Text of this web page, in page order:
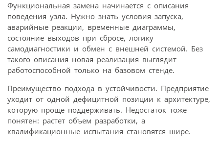
Функциональная замена начинается с описания
поведения узла. Нужно знать условия запуска,
аварийные реакции, временные диаграммы,
состояние выходов при сбросе, логику
самодиагностики и обмен с внешней системой. Без
такого описания новая реализация выглядит
работоспособной только на базовом стенде.
Преимущество подхода в устойчивости. Предприятие
уходит от одной дефицитной позиции к архитектуре,
которую проще поддерживать. Недостаток тоже
понятен: растет объем разработки, а
квалификационные испытания становятся шире.